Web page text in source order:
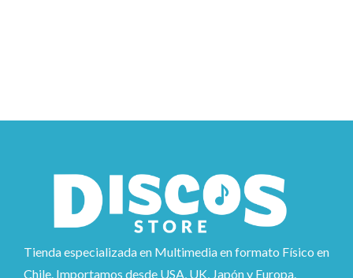
Tienda especializada en Multimedia en formato Físico en
Chile. Importamos desde USA, UK, Japón y Europa.